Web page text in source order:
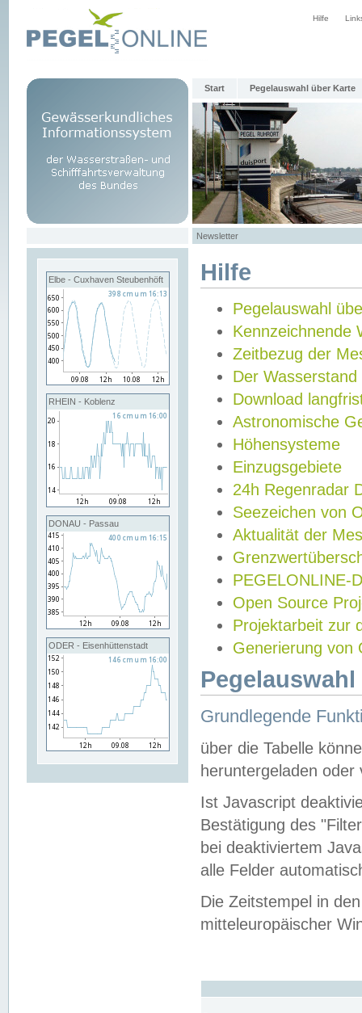
Hilfe
Start Pegelauswahl über Karte
Newsletter
Elbe - Cuxhaven Steubenhöft
RHEIN - Koblenz
DONAU - Passau
ODER - Eisenhüttenstadt
Hilfe
Pegelauswahl
Kennzeichnende
Zeitbezug der
Der Wasserstand
Download
Astronomische
Höhensysteme
Einzugsgebiete
24h Regenradar
Seezeichen von
Aktualität der
PEGELONLINE-
Open Source
Projektarbeit zur
Generierung von
Grundlegende
über die Tabelle
heruntergeladen oder
Ist Javascript
Bestätigung des
bei deaktiviertem
alle Felder
Die Zeitstempel in
mitteleuropäischer